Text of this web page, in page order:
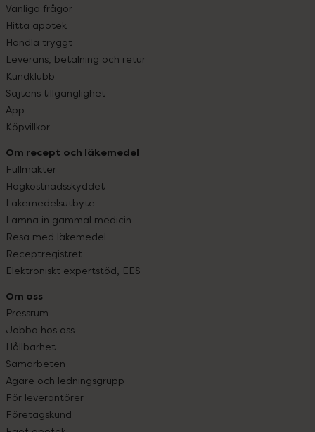
Vanliga frågor
Hitta apotek
Handla tryggt
Leverans, betalning och retur
Kundklubb
Sajtens tillgänglighet
App
Köpvillkor
Om recept och läkemedel
Fullmakter
Högkostnadsskyddet
Läkemedelsutbyte
Lämna in gammal medicin
Resa med läkemedel
Receptregistret
Elektroniskt expertstöd, EES
Om oss
Pressrum
Jobba hos oss
Hållbarhet
Samarbeten
Ägare och ledningsgrupp
För leverantörer
Företagskund